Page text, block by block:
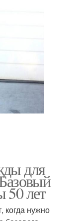
для
50 лет
когда нужно